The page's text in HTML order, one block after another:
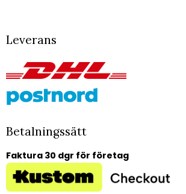
Leverans
Betalningssätt
Faktura 30 dgr för företag